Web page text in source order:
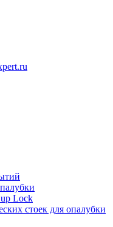
Lock
стоек для опалубки